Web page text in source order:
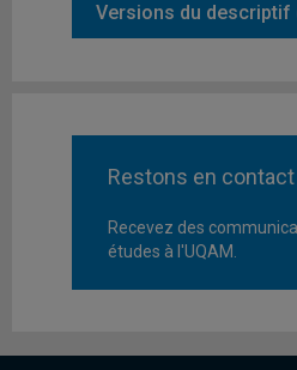
Versions du descriptif
Restons en contact
Recevez des
études à l'UQAM.